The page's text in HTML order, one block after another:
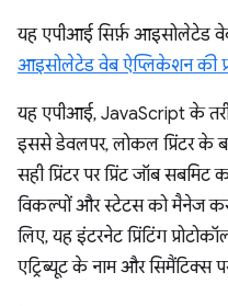
यह एपीआई सिर्फ़ आइसोलेटेड
आइसोलेटेड वेब ऐप्लिकेशन की
यह एपीआई, JavaScript के
इससे डेवलपर, लोकल प्रिंटर के
सही प्रिंटर पर प्रिंट जॉब
विकल्पों और स्टेटस को मैनेज
लिए, यह इंटरनेट प्रिंटिंग
एट्रिब्यूट के नाम और सिमैंटिक्स